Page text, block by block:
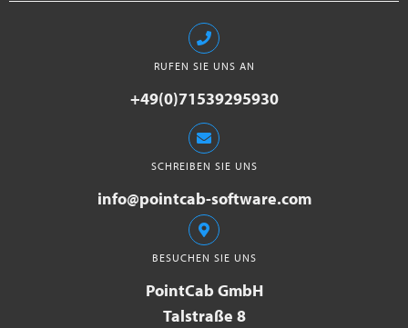
RUFEN SIE UNS AN
+49(0)71539295930
SCHREIBEN SIE UNS
info@pointcab-software.com
BESUCHEN SIE UNS
PointCab GmbH
Talstraße 8